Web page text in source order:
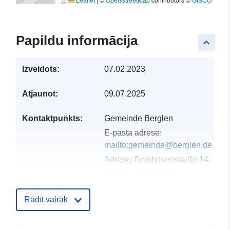
keyboard_arrow_up
Papildu informācija
Izveidots: 07.02.2023
Atjaunot: 09.07.2025
Kontaktpunkts:
Gemeinde Berglen
E-pasta adrese:
mailto:gemeinde@berglen.de
Adrese: Beethovenstraße 14-
Rādīt vairāk